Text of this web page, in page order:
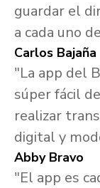
guardar el
a cada uno
Carlos Bajaña
"La app del
súper fácil
realizar
digital y
Abby Bravo
"El app es